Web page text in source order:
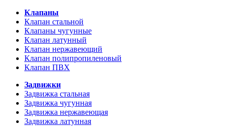
Клапаны
Клапан стальной
Клапаны чугунные
Клапан латунный
Клапан нержавеющий
Клапан полипропиленовый
Клапан ПВХ
Задвижки
Задвижка стальная
Задвижка чугунная
Задвижка нержавеющая
Задвижка латунная